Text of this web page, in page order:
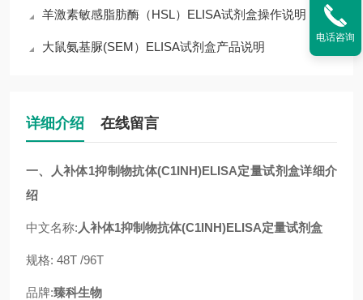
羊激素敏感脂肪酶（HSL）ELISA试剂盒操作说明
大鼠氨基脲(SEM）ELISA试剂盒产品说明
详细介绍 在线留言
一、人补体1抑制物抗体(C1INH)ELISA定量试剂盒详细介
绍
中文名称: 人补体1抑制物抗体(C1INH)ELISA定量试剂盒
规格: 48T /96T
品牌:臻科生物
电话咨询